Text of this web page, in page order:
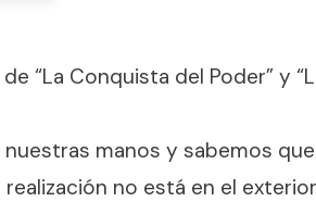
“La Conquista del Poder” y
manos y sabemos
no está en el